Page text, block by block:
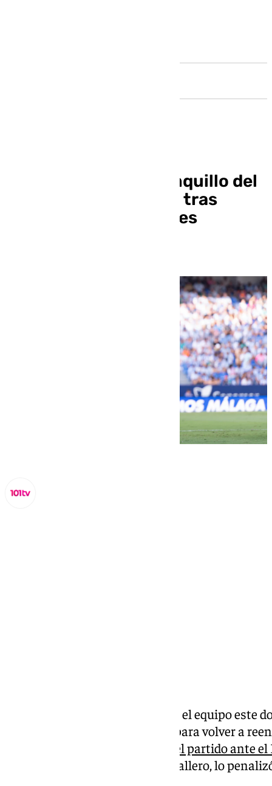
Pellicer volverá al banquillo del
Málaga este domingo tras
cumplir sanción de tres
Pellicer volverá al banquillo con el equipo este
Andorra en un encuentro vital para volver a
expulsión llegó al término del partido ante el
encuentro, Daniel Palencia Caballero, lo